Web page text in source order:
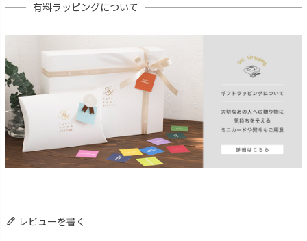
有料ラッピングについて
レビューを書く